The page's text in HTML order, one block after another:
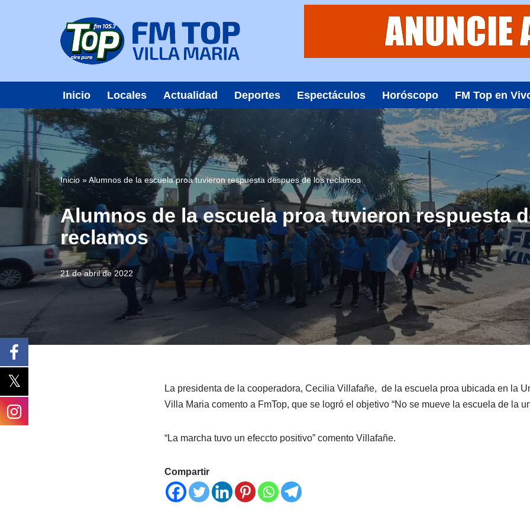
Inicio Locales Actualidad Deportes Espectáculos Horóscopo FM Top en
Inicio »Alumnos de la escuela proa tuvieron respuesta despues de los reclamos
Alumnos de la escuela proa tuvieron respuesta
reclamos
21 de abril de 2022
La presidenta de la cooperadora, Cecilia Villafañe, de la escuela proa ubicada en la
Villa Maria comento a FmTop, que se logró el objetivo “No se mueve la escuela de la
“La marcha tuvo un efeccto positivo” comento Villafañe.
Compartir